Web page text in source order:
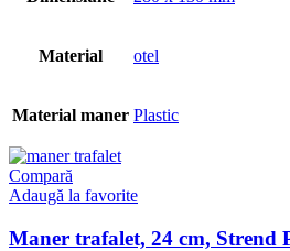
Material otel
Material maner Plastic
Compară
Adaugă la favorite
Maner trafalet, 24 cm, Strend